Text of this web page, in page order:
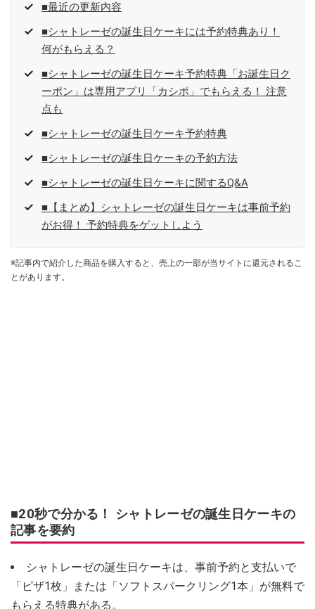
■最近の更新内容
■シャトレーゼの誕生日ケーキには予約特典あり！
何がもらえる？
■シャトレーゼの誕生日ケーキ予約特典「お誕生日ク
ーポン」は専用アプリ「カシポ」でもらえる！ 注意
点も
■シャトレーゼの誕生日ケーキ予約特典
■シャトレーゼの誕生日ケーキの予約方法
■シャトレーゼの誕生日ケーキに関するQ&A
■【まとめ】シャトレーゼの誕生日ケーキは事前予約
がお得！ 予約特典をゲットしよう
※記事内で紹介した商品を購入すると、売上の一部が当サイトに還元されるこ
とがあります。
■20秒で分かる！ シャトレーゼの誕生日ケーキの
記事を要約
シャトレーゼの誕生日ケーキは、事前予約と支払いで
「ピザ1枚」または「ソフトスパークリング1本」が無料で
もらえる特典がある。